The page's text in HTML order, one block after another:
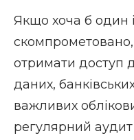
Якщо хоча б один
отримати доступ
даних,
важливих
регулярний